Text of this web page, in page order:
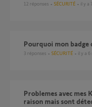
12 réponses SÉCURITÉ il y
Pourquoi mon
3 réponses SÉCURITÉ il y a
Problemes avec mes Keyfobs qu'on arrete de marche sans
raison mais sont